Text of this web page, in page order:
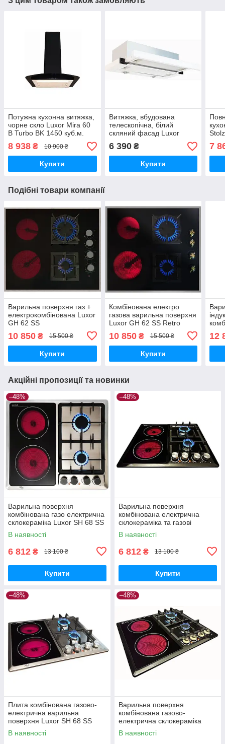
Потужна кухонна витяжка,
чорне скло Luxor Mira 60
B Turbo BK 1450 куб.м.
8 938 ₴ 10 900 ₴
Купити
Витяжка, вбудована
телескопічна, білий
скляний фасад Luxor
Fantom W - 1000 куб/м -
два мотори
6 390₴
Купити
7
Подібні товари компанії
Варильна поверхня газ +
електрокомбінована Luxor
GH 62 SS
10 850 ₴ 15 500 ₴
Купити
Комбінована електро
газова варильна поверхня
Luxor GH 62 SS Retro
10 850₴ 15 500 ₴
Купити
67
12
Акційні пропозиції та новинки
–48%
Варильна поверхня
комбінована газо електрична
склокераміка Luxor SH 68 SS
Німеччина
В наявності
6 812 ₴ 13 100 ₴
Купити
–48%
Варильна поверхня
комбінована електрична
склокераміка та газові
конфорки Luxor SH 68 BK
Німеччина
В наявності
6 812 ₴ 13 100 ₴
Купити
–48%
Плита комбінована газово-
електрична варильна
поверхня Luxor SH 68 SS
Німеччина
В наявності
–48%
Варильна поверхня
комбінована газово-
електрична склокераміка
Luxor SH 68 BK Німеччина
В наявності